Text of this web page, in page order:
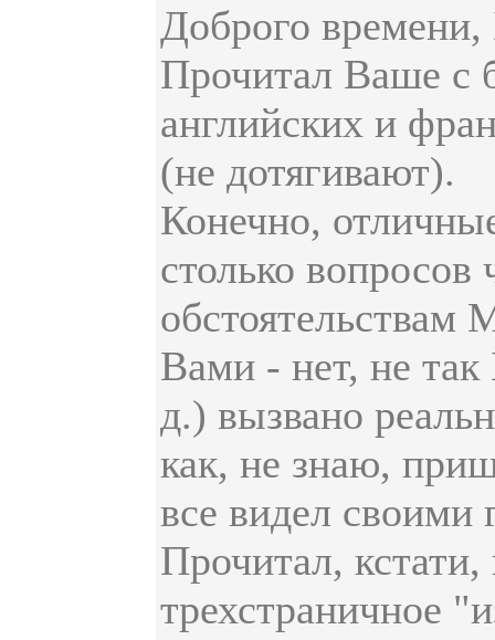
Доброго
Прочитал Ваше с
английских и
(не дотягивают).
Конечно,
столько
обстоятельствам
Вами - нет, не
д.) вызвано
как, не знаю,
все видел своими
Прочитал,
трехстраничное